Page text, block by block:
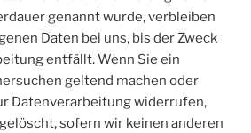
genannt wurde, verbleiben
Daten bei uns, bis der Zweck
entfällt. Wenn Sie ein
geltend machen oder
Datenverarbeitung widerrufen,
sofern wir keinen anderen